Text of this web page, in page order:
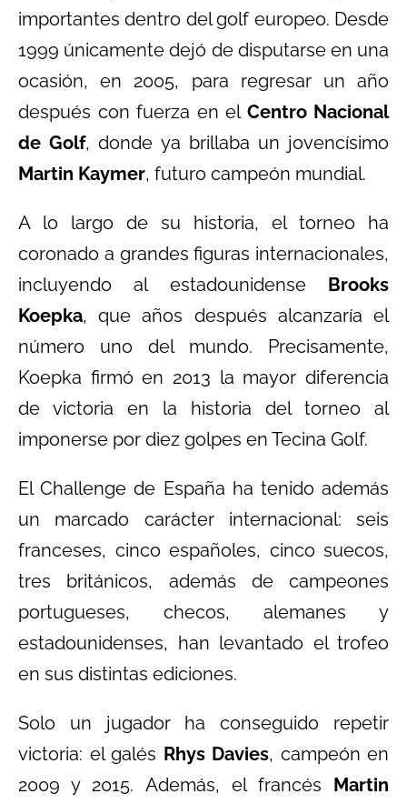
importantes dentro del golf europeo. Desde
1999 únicamente dejó de disputarse en una
ocasión, en 2005, para regresar un año
después con fuerza en el Centro Nacional
de Golf, donde ya brillaba un jovencísimo
Martin Kaymer, futuro campeón mundial.
A lo largo de su historia, el torneo ha
coronado a grandes figuras internacionales,
incluyendo al estadounidense Brooks
Koepka, que años después alcanzaría el
número uno del mundo. Precisamente,
Koepka firmó en 2013 la mayor diferencia
de victoria en la historia del torneo al
imponerse por diez golpes en Tecina Golf.
El Challenge de España ha tenido además
un marcado carácter internacional: seis
franceses, cinco españoles, cinco suecos,
tres británicos, además de campeones
portugueses, checos, alemanes y
estadounidenses, han levantado el trofeo
en sus distintas ediciones.
Solo un jugador ha conseguido repetir
victoria: el galés Rhys Davies, campeón en
2009 y 2015. Además, el francés Martin